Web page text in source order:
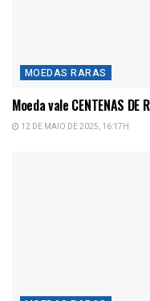
MOEDAS RARAS
Moeda vale CENTENAS
12 DE MAIO DE 2025, 16:17H